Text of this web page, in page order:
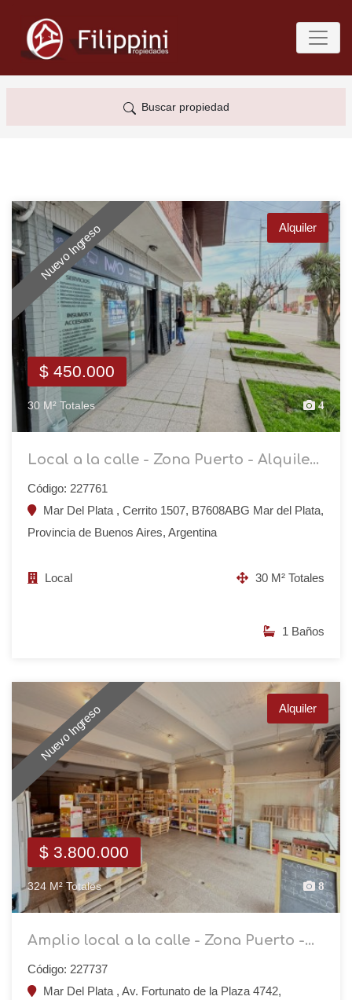
Buscar propiedad
Nuevo Ingreso Alquiler
$ 450.000
30 M² Totales 4
Local a la calle - Zona Puerto - Alquile...
Código: 227761
Mar Del Plata , Cerrito 1507, B7608ABG Mar del Plata,
Provincia de Buenos Aires, Argentina
Local 30 M² Totales
1 Baños
Nuevo Ingreso Alquiler
$ 3.800.000
324 M² Totales 8
Amplio local a la calle - Zona Puerto -...
Código: 227737
Mar Del Plata , Av. Fortunato de la Plaza 4742,